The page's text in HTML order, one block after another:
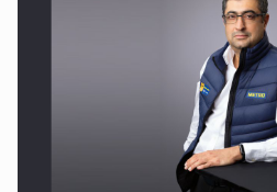
Producatorii si comerciantii care